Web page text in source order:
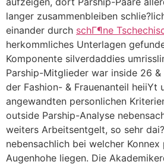
langer zusammenbleiben
einander durch schГ¶ne
herkommliches Unterlagen
Komponente silverdaddies
Parship-Mitglieder war inside 26
der Fashion- & Frauenanteil heiiYt
angewandten personlichen
outside Parship-Analyse
weiters Arbeitsentgelt, so sehr
nebensachlich bei welcher
Augenhohe liegen. Die